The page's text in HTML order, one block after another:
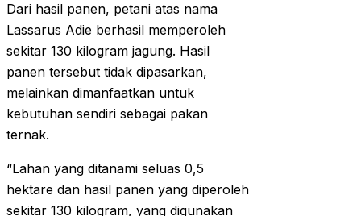
Dari hasil panen, petani atas nama
Lassarus Adie berhasil memperoleh
sekitar 130 kilogram jagung. Hasil
panen tersebut tidak dipasarkan,
melainkan dimanfaatkan untuk
kebutuhan sendiri sebagai pakan
ternak.
“Lahan yang ditanami seluas 0,5
hektare dan hasil panen yang diperoleh
sekitar 130 kilogram, yang digunakan